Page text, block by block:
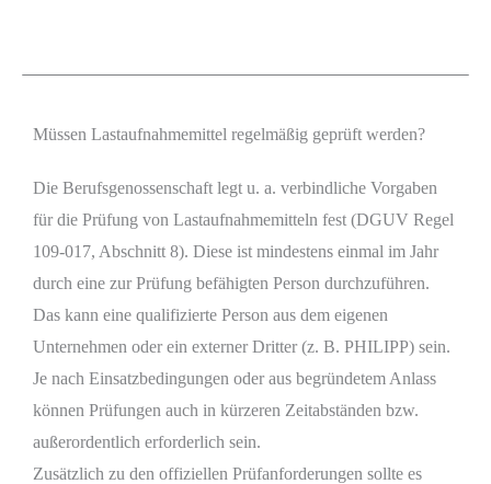
Müssen Lastaufnahmemittel regelmäßig geprüft werden?
Die Berufsgenossenschaft legt u. a. verbindliche Vorgaben
für die Prüfung von Lastaufnahmemitteln fest (DGUV Regel
109-017, Abschnitt 8). Diese ist mindestens einmal im Jahr
durch eine zur Prüfung befähigten Person durchzuführen.
Das kann eine qualifizierte Person aus dem eigenen
Unternehmen oder ein externer Dritter (z. B. PHILIPP) sein.
Je nach Einsatzbedingungen oder aus begründetem Anlass
können Prüfungen auch in kürzeren Zeitabständen bzw.
außerordentlich erforderlich sein.
Zusätzlich zu den offiziellen Prüfanforderungen sollte es